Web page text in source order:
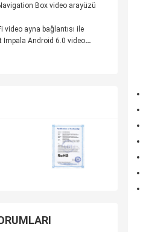
Box video arayüzü
video ayna bağlantısı ile
Impala Android 6.0 video